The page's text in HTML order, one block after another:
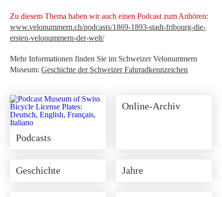
Zu diesem Thema haben wir auch einen Podcast zum Anhören:
www.velonummern.ch/podcasts/1869-1893-stadt-fribourg-die-
ersten-velonummern-der-welt/
Mehr Informationen finden Sie im Schweizer Velonummern
Museum: Geschichte der Schweizer Fahrradkennzeichen
Podcasts
Online-Archiv
Geschichte Jahre